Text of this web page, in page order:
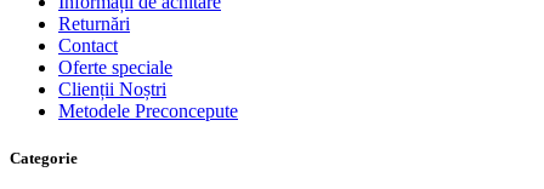
Returnări
Contact
Oferte speciale
Clienții Noștri
Metodele Preconcepute
Сategorie